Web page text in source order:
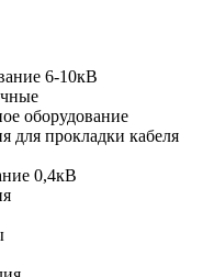
6-10кВ
оборудование
для прокладки кабеля
0,4кВ